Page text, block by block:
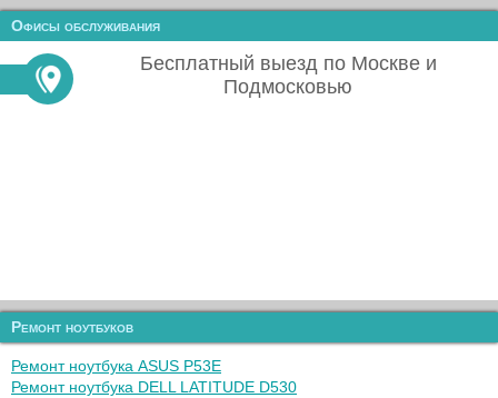
Офисы обслуживания
Бесплатный выезд по Москве и
Подмосковью
Ремонт ноутбуков
Ремонт ноутбука ASUS P53E
Ремонт ноутбука DELL LATITUDE D530